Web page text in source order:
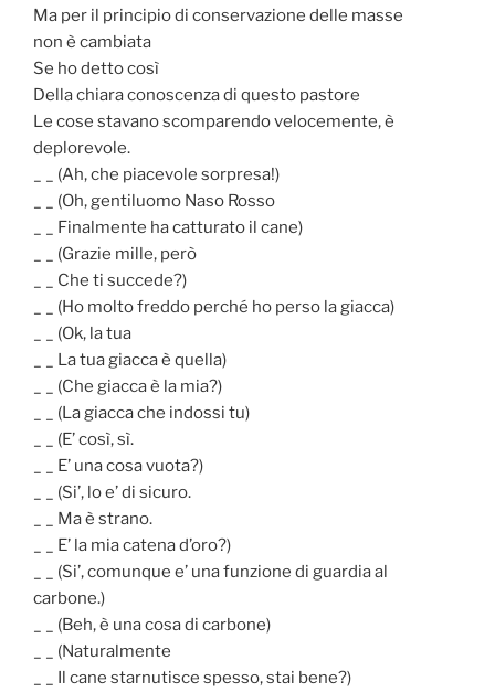
Ma per il principio di conservazione delle masse
non è cambiata
Se ho detto così
Della chiara conoscenza di questo pastore
Le cose stavano scomparendo velocemente, è
deplorevole.
_ _ (Ah, che piacevole sorpresa!)
_ _ (Oh, gentiluomo Naso Rosso
_ _ Finalmente ha catturato il cane)
_ _ (Grazie mille, però
_ _ Che ti succede?)
_ _ (Ho molto freddo perché ho perso la giacca)
_ _ (Ok, la tua
_ _ La tua giacca è quella)
_ _ (Che giacca è la mia?)
_ _ (La giacca che indossi tu)
_ _ (E’ così, sì.
_ _ E’ una cosa vuota?)
_ _ (Si’, lo e’ di sicuro.
_ _ Ma è strano.
_ _ E’ la mia catena d’oro?)
_ _ (Si’, comunque e’ una funzione di guardia al
carbone.)
_ _ (Beh, è una cosa di carbone)
_ _ (Naturalmente
_ _ Il cane starnutisce spesso, stai bene?)